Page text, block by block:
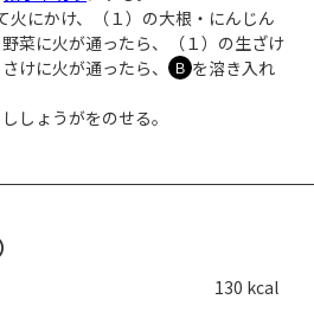
火にかけ、（１）の大根・にんじん
菜に火が通ったら、（１）の生ざけ
けに火が通ったら、
Ｂ を溶き入れ
しょうがをのせる。
130 kcal